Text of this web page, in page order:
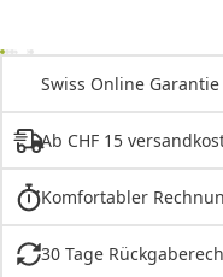
Swiss Online Garantie
Ab CHF 15
Komfortabler
30 Tage